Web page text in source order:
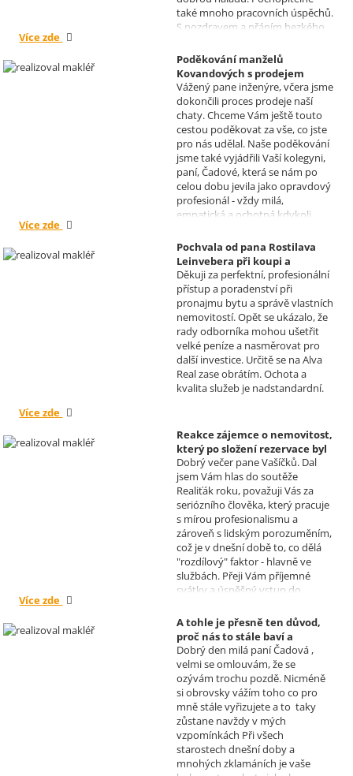
také mnoho pracovních úspěchů.
S pozdravem a přáním hezkého
Více zde
Poděkování manželů
Kovandových s prodejem
chaty v Osové Bítýšce
Realizoval makléř: David
Vašíček
Vážený pane inženýre, včera jsme
dokončili proces prodeje naší
chaty. Chceme Vám ještě touto
cestou poděkovat za vše, co jste
pro nás udělal. Naše poděkování
jsme také vyjádřili Vaší kolegyni,
paní, Čadové, která se nám po
celou dobu jevila jako opravdový
profesionál - vždy milá,
empatická a ochotná kdykoli
problému. Vaše společnost i Vy v
nás získáváte opravdu spokojené
klienty, kteří budou vaše služby
vždy doporučovat každému, kdo
je potřebuje. Věřím, že se na Vás
budeme moci obrátit i v případě
prodeje, který plánujeme v
budoucnu uskutečnit. Se
srdečným pozdravem a přáním
mnoho zdraví i úspěchů Vám
přejí manželé Kovandovi
Více zde
Pochvala od pana Rostilava
Leinvebera při koupi a
následném pronájmu
investiční nemovitosti
Realizoval makléř: David
Vašíček
Děkuji za perfektní, profesionální
přístup a poradenství při
pronajmu bytu a správě vlastních
nemovitostí. Opět se ukázalo, že
rady odborníka mohou ušetřit
velké peníze a nasměrovat pro
další investice. Určitě se na Alva
Real zase obrátím. Ochota a
kvalita služeb je nadstandardní.
Více zde
Reakce zájemce o nemovitost,
který po složení rezervace byl
nucen od koupi odstoupit.
Realizoval makléř: David
Vašíček
Dobrý večer pane Vašíčků. Dal
jsem Vám hlas do soutěže
Realiťák roku, považuji Vás za
seriózního člověka, který pracuje
s mírou profesionalismu a
zároveň s lidským porozuměním,
což je v dnešní době to, co dělá
"rozdílový" faktor - hlavně ve
službách. Přeji Vám příjemné
svátky a úspěšný vstup do
Více zde
A tohle je přesně ten důvod,
proč nás to stále baví a
naplňuje, poděkování od pana
Míška.
Realizoval makléř: Sylva
Čadová
Dobrý den milá paní Čadová ,
velmi se omlouvám, že se
ozývám trochu pozdě. Nicméně
si obrovsky vážím toho co pro
mně stále vyřizujete a to taky
zůstane navždy v mých
vzpomínkách Při všech
starostech dnešní doby a
mnohých zklamáních je vaše